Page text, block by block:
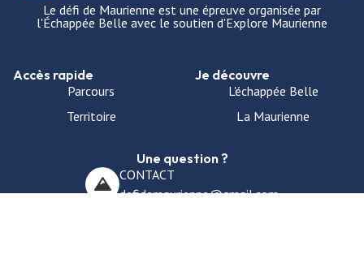
Le défi de Maurienne est une épreuve organisée par
l'Échappée Belle avec le soutien d'Explore Maurienne
Accès rapide
Parcours
Territoire
Je découvre
L'échappée Belle
La Maurienne
Une question ?
CONTACT
defidemaurienne@gmail.com